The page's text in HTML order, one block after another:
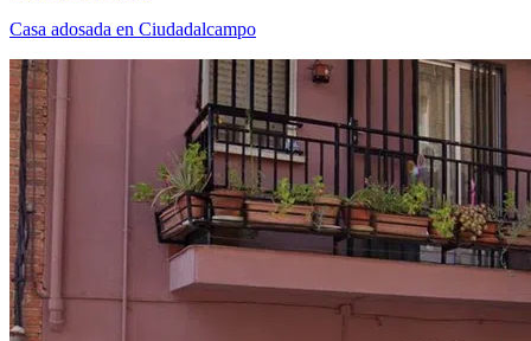
Casa adosada en Ciudadalcampo